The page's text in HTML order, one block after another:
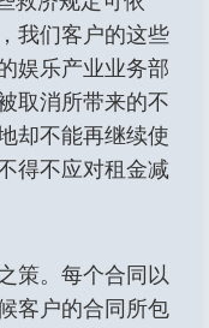
我们客户的这些
娱乐产业业务部
取消所带来的不
却不能再继续使
得不应对租金减
策。每个合同以
客户的合同所包